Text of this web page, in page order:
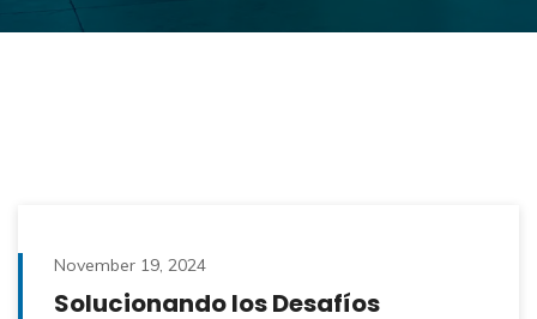
November 19, 2024
Solucionando los Desafíos